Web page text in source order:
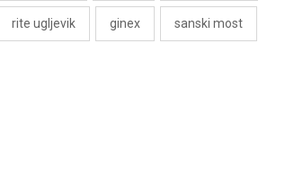
rite ugljevik ginex sanski most